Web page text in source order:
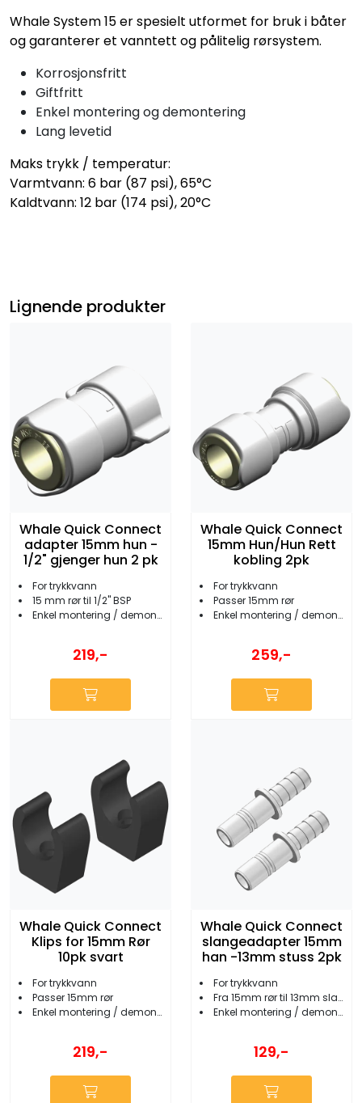
Whale System 15 er spesielt utformet for bruk i båter
og garanterer et vanntett og pålitelig rørsystem.
Korrosjonsfritt
Giftfritt
Enkel montering og demontering
Lang levetid
Maks trykk / temperatur:
Varmtvann: 6 bar (87 psi), 65°C
Kaldtvann: 12 bar (174 psi), 20°C
Lignende produkter
Whale Quick Connect
adapter 15mm hun -
1/2" gjenger hun 2 pk
For trykkvann
15 mm rør til 1/2'' BSP
Enkel montering / demontering
219,-
Whale Quick Connect
15mm Hun/Hun Rett
kobling 2pk
For trykkvann
Passer 15mm rør
Enkel montering / demontering
259,-
Whale Quick Connect
Klips for 15mm Rør
10pk svart
For trykkvann
Passer 15mm rør
Enkel montering / demontering
219,-
Whale Quick Connect
slangeadapter 15mm
han -13mm stuss 2pk
For trykkvann
Fra 15mm rør til 13mm slange
Enkel montering / demontering
129,-